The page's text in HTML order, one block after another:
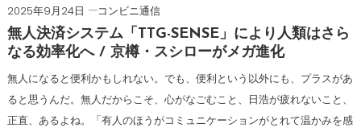
2025年9月24日
コンビニ通信
無人決済システム「TTG-SENSE」により人類はさら
なる効率化へ / 京樽・スシローがメガ進化
無人になると便利かもしれない。でも、便利という以外にも、プラスがあ
ると思うんだ。無人だからこそ、心がなごむこと、日浩が疲れないこと、
正直、あるよね。「有人のほうがコミュニケーションがとれて温かみを感